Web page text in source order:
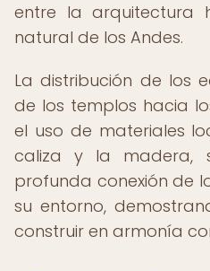
entre la arquitectura
natural de los Andes.
La distribución de los
de los templos hacia
el uso de materiales
caliza y la madera,
profunda conexión de
su entorno,
construir en armonía